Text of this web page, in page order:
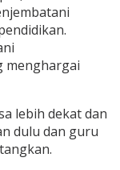
menghargai
lebih dekat dan
dulu dan guru